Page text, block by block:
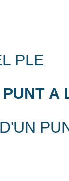
PLE
A